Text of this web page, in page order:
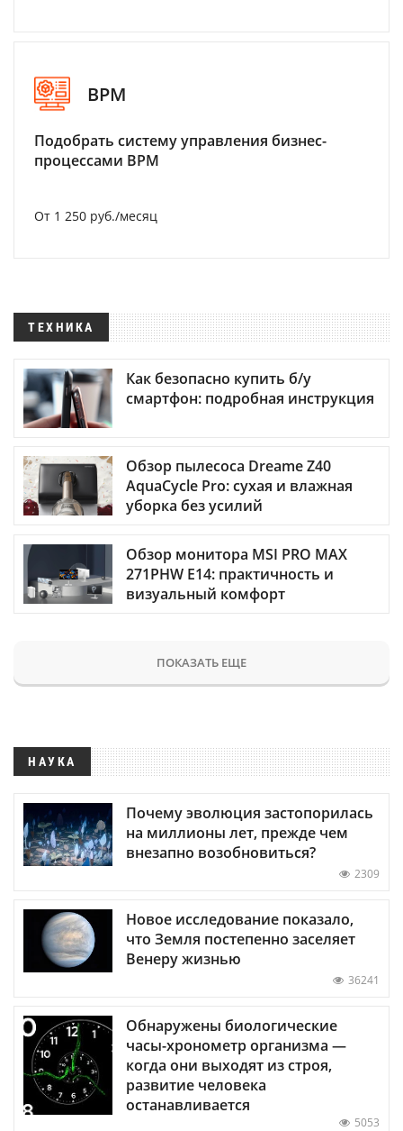
BPM
Подобрать систему управления бизнес-
процессами BPM
От 1 250 руб./месяц
ТЕХНИКА
Как безопасно купить б/у
смартфон: подробная инструкция
Обзор пылесоса Dreame Z40
AquaCycle Pro: сухая и влажная
уборка без усилий
Обзор монитора MSI PRO MAX
271PHW E14: практичность и
визуальный комфорт
ПОКАЗАТЬ ЕЩЕ
НАУКА
Почему эволюция застопорилась
на миллионы лет, прежде чем
внезапно возобновиться?
2309
Новое исследование показало,
что Земля постепенно заселяет
Венеру жизнью
36241
Обнаружены биологические
часы-хронометр организма —
когда они выходят из строя,
развитие человека
останавливается
5053